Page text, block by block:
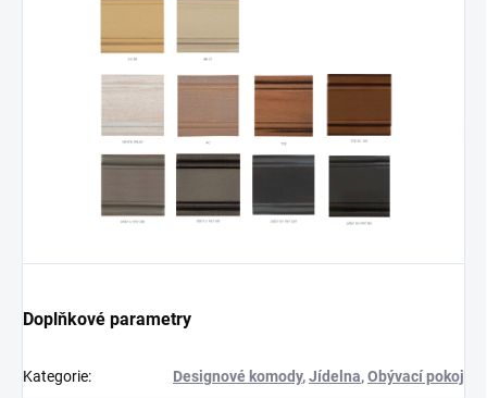
Doplňkové parametry
Kategorie: Designové komody,Jídelna,Obývací pokoj